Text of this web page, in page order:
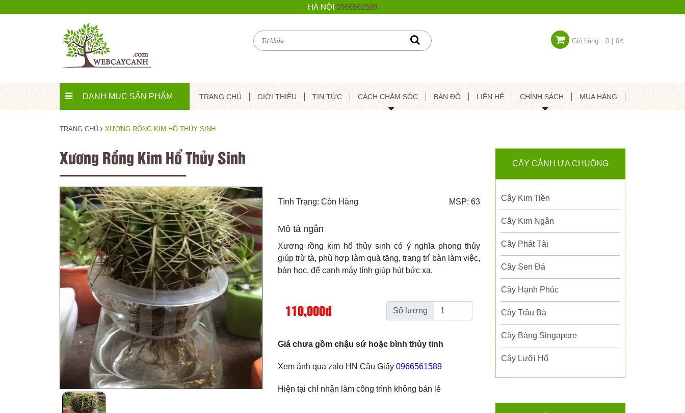
HÀ NỘI 0966561589
Giỏ hàng: 0 0đ
DANH MỤC SẢN PHẨM TRANG CHỦ GIỚI THIỆU TIN TỨC CÁCH CHĂM SÓC BẢN ĐỒ LIÊN HỆ CHÍNH SÁCH MUA HÀNG
TRANG CHỦ XƯƠNG RỒNG KIM HỔ THỦY SINH
Xương Rồng Kim Hổ Thủy Sinh
Tình Trạng: Còn Hàng MSP: 63
Mô tả ngắn
Xương rồng kim hổ thủy sinh có ý nghĩa phong thủy
giúp trừ tà, phù hợp làm quà tặng, trang trí bàn làm việc,
bàn học, để cạnh máy tính giúp hút bức xạ.
110,000đ Số lượng
Giá chưa gồm chậu sứ hoặc bình thủy tinh
Xem ảnh qua zalo HN Cầu Giấy 0966561589
Hiện tại chỉ nhận làm công trình không bán lẻ
CÂY CẢNH ƯA CHUỘNG
Cây Kim Tiền
Cây Kim Ngân
Cây Phát Tài
Cây Sen Đá
Cây Hạnh Phúc
Cây Trầu Bà
Cây Bàng Singapore
Cây Lưỡi Hổ